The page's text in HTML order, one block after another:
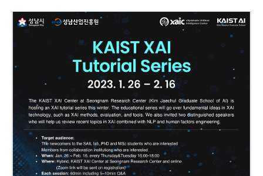
일상화되면서 AI 동작의 투명성 및 해석가능성이 중요해지고
있는데, 이번 연구는 다양한 종류의 멤리스터 소자를 이용해 AI
판단에 대한 근거를 제공하는 XAI 하드웨어 시스템을 구현할 수
있었다는 점에 큰 의의가 있다”며 “이 연구는 AI 의사 결정에
도달하는 과정을 이해하기 쉽게 설명을 제공함으로써 AI
시스템의 신뢰성 향상에 기여할 수 있어, 향후 의료, 금융, 법률 등
민감한 정보를 다루는 AI 기반 서비스에 적용될 수 있을 것으로
기대된다”고 밝혔다. 이번 연구는 KAIST 신소재공학과 송한찬
박사과정, 박우준 박사과정 학생이 공동 제1 저자로 참여했으며,
국제 학술지 ‘어드밴스드 머티리얼즈(Advanced Materials, IF:
29.4)’에 03월 20일 字 온라인 게재됐으며, 한국연구재단
중견연구사업, 차세대지능형반도체기술개발사업,
PIM인공지능반도체핵심기술개발사업, 나노종합기술원 및
모델의 예측 및 생성 결과에 대한 근거를 인간이 이해할 수 있는
방식으로 설명하는 기술로서 최근 EU를 중심으로 AI 규제의
움직임이 구체화되는 상황에서 투명하고 신뢰할 수 있는
AI기술을 구현할 수 있는 기술로 주목 받고 있다.
정보통신기획평가원 이현규 PM의 환영사와 한국정보과학회
이원준 회장의 축사로 시작된 행사는 국내 인공지능 분야 석학 및
산업계 전문가의 초청강연과 총37편의 논문 발표로 진행되어
관련분야 연구진의 기술교류의 장을 제공했다. 초청강연에서는
▲설명가능 인공지능 연구동향(KAIST/INEEJI 최재식 교수)
▲Explaining Visual Biases as Words via Vision-Language
Foundation Models(KAIST 신진우 교수) ▲리걸테크 규제 및
표준화 동향(법무법인 디라이트 조원희 대표) ▲질의 기반
의미그래프와 적응형 메타학습을 이용한 생성형 요약 시스템
(성균관대 고영중 교수) ▲법, 정책 이슈를 포함해서,